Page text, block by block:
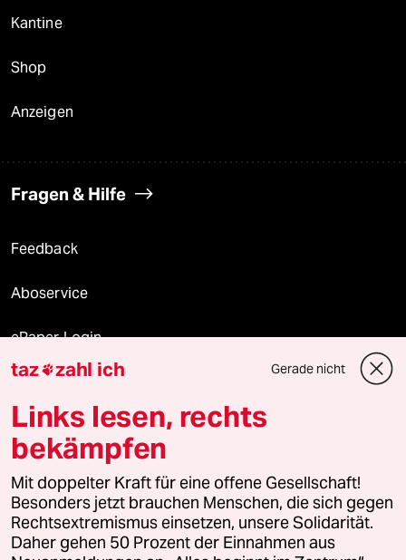
Kantine
Shop
Anzeigen
Fragen & Hilfe
Feedback
Aboservice
ePaper Login
Downloads für Abonnierende
© 2026 taz Verlags und Vertriebs GmbH
Alle Rechte vorbehalten. Bei rechtlichen Fragen oder für Genehmigungen
wenden Sie sich bitte an
lizenzen@taz.de
Feedback Redaktionsstatut Kommune-Richtlinien
taz zahl ich Gerade nicht
Links lesen, rechts
bekämpfen
Mit doppelter Kraft für eine offene Gesellschaft!
Besonders jetzt brauchen Menschen, die sich gegen
Rechtsextremismus einsetzen, unsere Solidarität.
Daher gehen 50 Prozent der Einnahmen aus